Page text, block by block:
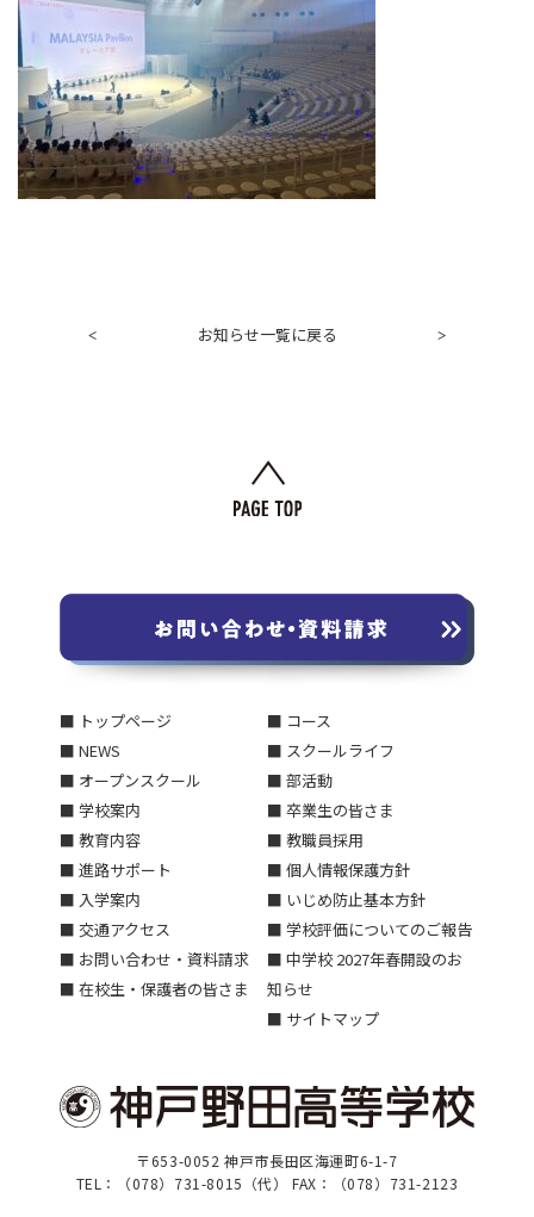
< お知らせ一覧に戻る >
■ トップページ
■ NEWS
■ オープンスクール
■ 学校案内
■ 教育内容
■ 進路サポート
■ 入学案内
■ 交通アクセス
■ お問い合わせ・資料請求
■ 在校生・保護者の皆さま
■ コース
■ スクールライフ
■ 部活動
■ 卒業生の皆さま
■ 教職員採用
■ 個人情報保護方針
■ いじめ防止基本方針
■ 学校評価についてのご報告
■ 中学校 2027年春開設のお
知らせ
■ サイトマップ
〒653-0052 神戸市長田区海運町6-1-7
TEL：（078）731-8015（代） FAX：（078）731-2123